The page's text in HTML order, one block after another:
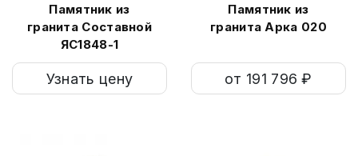
Памятник из
гранита Составной
ЯС1848-1
Узнать цену
Памятник из
гранита Арка 020
от 191 796 ₽